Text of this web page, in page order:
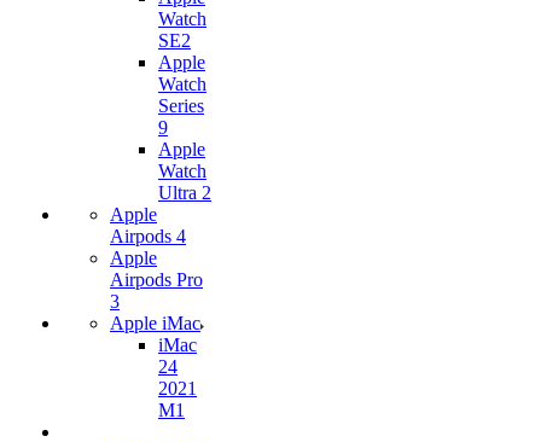
Watch
SE2
Apple
Watch
Series
9
Apple
Watch
Ultra 2
Apple
Airpods 4
Apple
Airpods Pro
3
Apple iMac
iMac
24
2021
M1